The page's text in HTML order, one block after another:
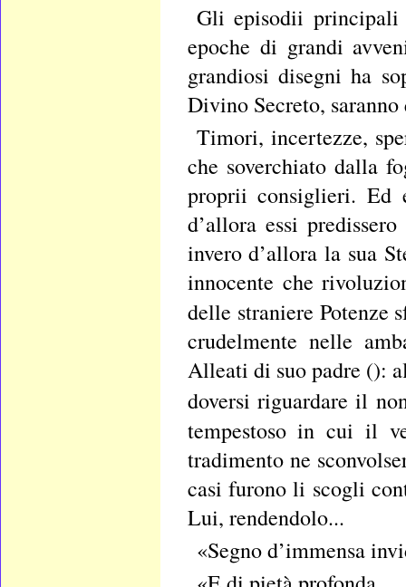
Gli episodii principali
epoche di grandi
grandiosi disegni ha
Divino Secreto,
Timori, incertezze,
che soverchiato dalla
proprii consiglieri. Ed
d’allora essi
invero d’allora la sua
innocente che
delle straniere Potenze
crudelmente nelle
Alleati di suo padre ():
doversi riguardare il
tempestoso in cui il
tradimento ne
casi furono li scogli
Lui, rendendolo...
«Segno d’immensa